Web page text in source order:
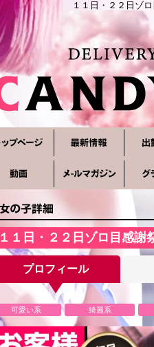
１１日・２２日ゾ
１１日・２２日ゾロ目感謝
プロフィール
可愛い系 綺麗系